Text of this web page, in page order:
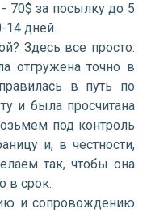
70$ за посылку до 5
14 дней.
Здесь все просто:
отгружена точно в
в путь по
и была просчитана
под контроль
и, в честности,
так, чтобы она
в срок.
и сопровождению